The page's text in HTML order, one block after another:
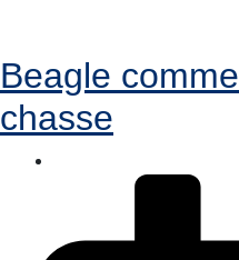
Beagle
chasse